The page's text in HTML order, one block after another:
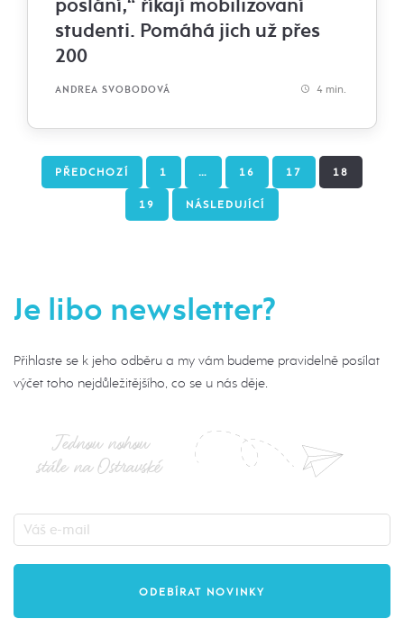
poslání,“ říkají mobilizovaní
studenti. Pomáhá jich už přes
200
ANDREA SVOBODOVÁ 4 min.
PŘEDCHOZÍ 1 … 16 17 18
19 NÁSLEDUJÍCÍ
Je libo newsletter?
Přihlaste se k jeho odběru a my vám budeme pravidelně posílat
výčet toho nejdůležitějšího, co se u nás děje.
Jednou nohou
stále na Ostravské